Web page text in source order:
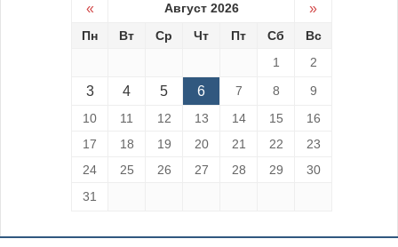
« Август 2026 »
Пн Вт Ср Чт Пт Сб
Вс
1
2
3 4 5 6 7 8
9
10
11 12 13 14 15
16
17
18 19 20 21 22
23
24
25 26 27 28 29
30
31